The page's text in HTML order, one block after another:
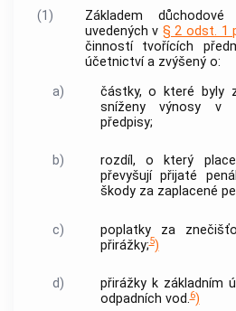
(1)
Základem
uvedených v § 2 odst. 1
činností tvořících
účetnictví a zvýšený o:
a)
částky, o které byly
sníženy výnosy v
předpisy;
b)
rozdíl, o který
převyšují přijaté
škody za zaplacené
c)
poplatky za
přirážky;5)
d)
přirážky k základním
odpadních vod.6)